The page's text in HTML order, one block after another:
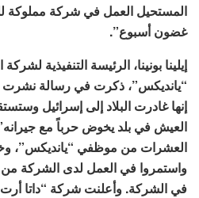
المستحيل العمل في شركة مملوكة
غضون أسبوع”.
إيلينا بونينا، الرئيسة التنفيذية
“يانديكس”، ذكرت في رسالة
إنها غادرت البلاد إلى إسرائيل
العيش في بلد يخوض حرباً مع
العشرات من موظفي “يانديكس”،
واستمروا في العمل لدى الشركة من
في الشركة. وأعلنت شركة “داتا